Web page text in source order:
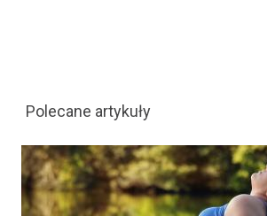
Polecane artykuły